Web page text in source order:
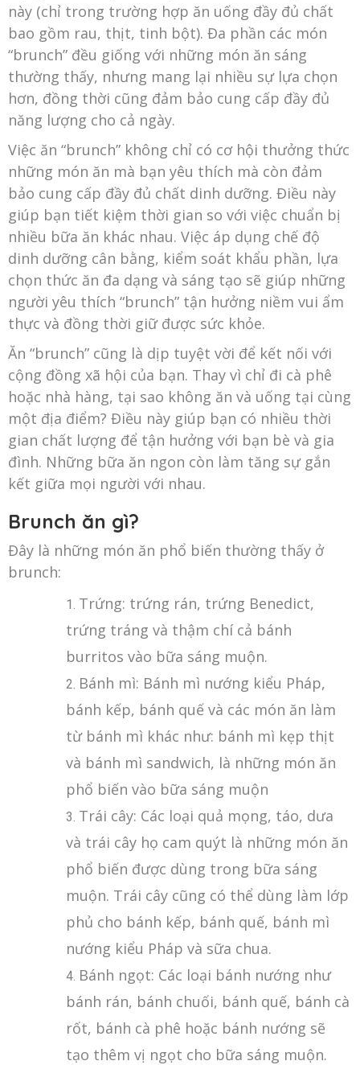
này (chỉ trong trường hợp ăn uống đầy đủ chất
bao gồm rau, thịt, tinh bột). Đa phần các món
“brunch” đều giống với những món ăn sáng
thường thấy, nhưng mang lại nhiều sự lựa chọn
hơn, đồng thời cũng đảm bảo cung cấp đầy đủ
năng lượng cho cả ngày.
Việc ăn “brunch” không chỉ có cơ hội thưởng thức
những món ăn mà bạn yêu thích mà còn đảm
bảo cung cấp đầy đủ chất dinh dưỡng. Điều này
giúp bạn tiết kiệm thời gian so với việc chuẩn bị
nhiều bữa ăn khác nhau. Việc áp dụng chế độ
dinh dưỡng cân bằng, kiểm soát khẩu phần, lựa
chọn thức ăn đa dạng và sáng tạo sẽ giúp những
người yêu thích “brunch” tận hưởng niềm vui ẩm
thực và đồng thời giữ được sức khỏe.
Ăn “brunch” cũng là dịp tuyệt vời để kết nối với
cộng đồng xã hội của bạn. Thay vì chỉ đi cà phê
hoặc nhà hàng, tại sao không ăn và uống tại cùng
một địa điểm? Điều này giúp bạn có nhiều thời
gian chất lượng để tận hưởng với bạn bè và gia
đình. Những bữa ăn ngon còn làm tăng sự gắn
kết giữa mọi người với nhau.
Brunch ăn gì?
Đây là những món ăn phổ biến thường thấy ở
brunch:
Trứng: trứng rán, trứng Benedict,
trứng tráng và thậm chí cả bánh
burritos vào bữa sáng muộn.
Bánh mì: Bánh mì nướng kiểu Pháp,
bánh kếp, bánh quế và các món ăn làm
từ bánh mì khác như: bánh mì kẹp thịt
và bánh mì sandwich, là những món ăn
phổ biến vào bữa sáng muộn
Trái cây: Các loại quả mọng, táo, dưa
và trái cây họ cam quýt là những món ăn
phổ biến được dùng trong bữa sáng
muộn. Trái cây cũng có thể dùng làm lớp
phủ cho bánh kếp, bánh quế, bánh mì
nướng kiểu Pháp và sữa chua.
Bánh ngọt: Các loại bánh nướng như
bánh rán, bánh chuối, bánh quế, bánh cà
rốt, bánh cà phê hoặc bánh nướng sẽ
tạo thêm vị ngọt cho bữa sáng muộn.